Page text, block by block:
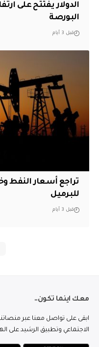
الدولار يفتتح على
البورصة
قبل 3 أيام
للبرميل
قبل 3 أيام
معك اينما تكون..
ابقى على تواصل معنا عبر
الاجتماعي وتطبيق الرشيد على